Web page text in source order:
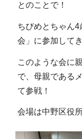
とのことで！
ちびめとちゃん
会」に参加してき
このような会に
で、母親である
て参戦！
会場は中野区役